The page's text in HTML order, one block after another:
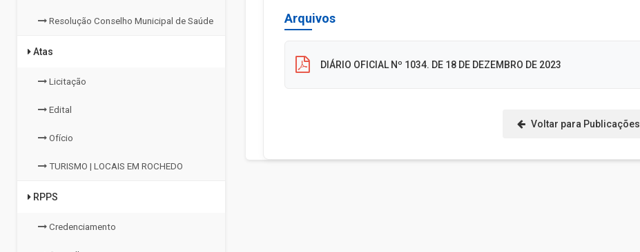
Resolução Conselho Municipal de Saúde
Atas
Licitação
Edital
Ofício
TURISMO | LOCAIS EM ROCHEDO
RPPS
Credenciamento
Arquivos
DIÁRIO OFICIAL Nº 1034. DE 18 DE DEZEMBRO DE 2023
Voltar para Publicações